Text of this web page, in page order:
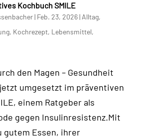
Kochbuch SMILE
| Feb. 23, 2026| Alltag,
, Kochrezept, Lebensmittel,
den Magen – Gesundheit
umgesetzt im präventiven
einem Ratgeber als
gegen Insulinresistenz.Mit
gutem Essen, ihrer